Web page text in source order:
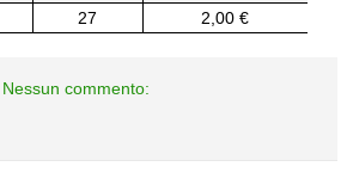
27 2,00 €
Nessun commento: